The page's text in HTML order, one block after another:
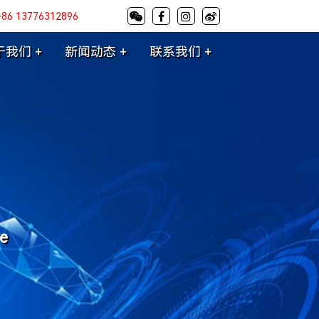
13776312896
我们 + 新闻动态 + 联系我们 +